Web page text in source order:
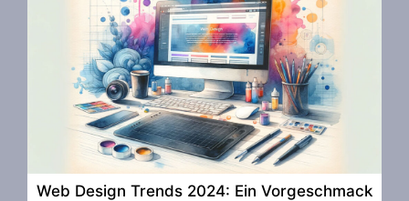
Web Design Trends 2024: Ein Vorgeschmack